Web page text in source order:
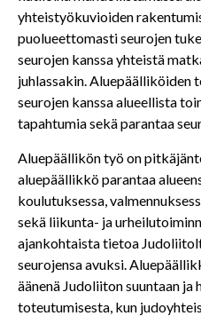
yhteistyökuvioiden
puolueettomasti seurojen
seurojen kanssa yhteistä
juhlassakin. Aluepäälliköiden
seurojen kanssa alueellista
tapahtumia sekä parantaa
Aluepäällikön työ on
aluepäällikkö parantaa
koulutuksessa,
sekä liikunta- ja
ajankohtaista tietoa
seurojensa avuksi.
äänenä Judoliiton suuntaan ja
toteutumisesta, kun